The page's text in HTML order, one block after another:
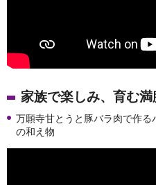
家族で楽しみ、育む
万願寺甘とうと豚バラ肉で作る
の和え物